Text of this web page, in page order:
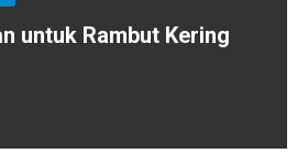
untuk Rambut Kering